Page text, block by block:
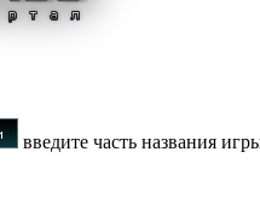
введите часть названия